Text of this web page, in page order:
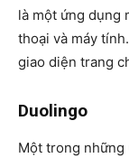
là một ứng dụng
thoại và máy
giao diện trang
Duolingo
Một trong những